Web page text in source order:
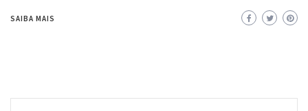
SAIBA MAIS